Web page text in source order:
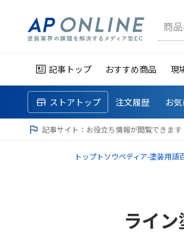
商
記事トップ おすすめ商品 現
ストアトップ 注文履歴 お
記事サイト：お役立ち情報が閲覧できます
トップトソウペディア-塗装用語
ライ